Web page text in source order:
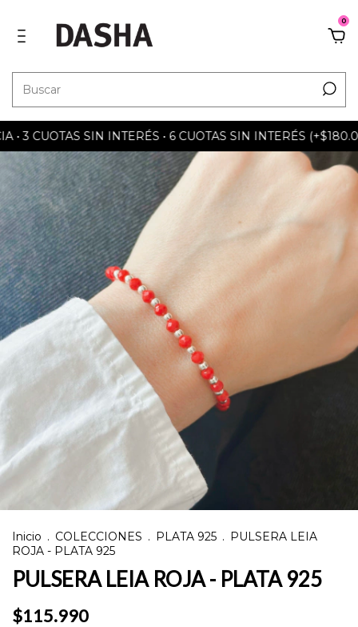
0
3 CUOTAS SIN INTERÉS • 6 CUOTAS SIN INTERÉS
Inicio . COLECCIONES . PLATA 925 . PULSERA LEIA
ROJA - PLATA 925
PULSERA LEIA ROJA - PLATA 925
$115.990